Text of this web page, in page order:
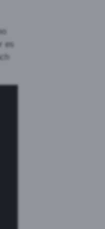
es